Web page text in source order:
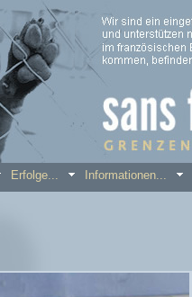
Erfolge... Informationen...